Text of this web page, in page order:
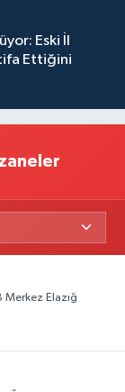
Eski İl
Ettiğini
Elazığ